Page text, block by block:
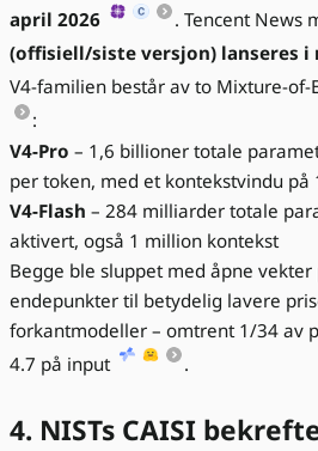
april 2026
. Tencent News
(offisiell/siste versjon) lanseres i
V4-familien består av to Mixture-of-
:
V4-Pro – 1,6 billioner totale
per token, med et kontekstvindu på
V4-Flash – 284 milliarder totale
aktivert, også 1 million kontekst
Begge ble sluppet med åpne vekter
endepunkter til betydelig lavere
forkantmodeller – omtrent 1/34 av
4.7 på input
.
4. NISTs CAISI